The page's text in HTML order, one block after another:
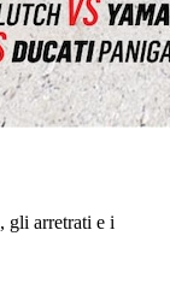
, gli arretrati e i